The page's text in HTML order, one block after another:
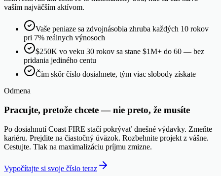
vaším najväčším aktívom.
Vaše peniaze sa zdvojnásobia zhruba každých 10 rokov
pri 7% reálnych výnosoch
$250K vo veku 30 rokov sa stane $1M+ do 60 — bez
pridania jediného centu
Čím skôr číslo dosiahnete, tým viac slobody získate
Odmena
Pracujte, pretože chcete — nie preto, že musíte
Po dosiahnutí Coast FIRE stačí pokrývať dnešné výdavky. Zmeňte
kariéru. Prejdite na čiastočný úväzok. Rozbehnite projekt z vášne.
Cestujte. Tlak na maximalizáciu príjmu zmizne.
Vypočítajte si svoje číslo teraz